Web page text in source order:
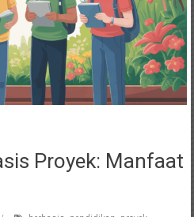
Proyek: Manfaat